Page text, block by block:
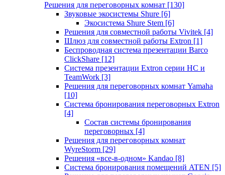
Решения для переговорных комнат [130]
Звуковые экосистемы Shure [6]
Экосистема Shure Stem [6]
Решения для совместной работы Vivitek [4]
Шлюз для совместной работы Extron [1]
Беспроводная система презентации Barco
ClickShare [12]
Система презентации Extron серии HC и
TeamWork [3]
Решения для переговорных комнат Yamaha
[10]
Система бронирования переговорных Extron
[4]
Состав системы бронирования
переговорных [4]
Решения для переговорных комнат
WyreStorm [29]
Решения «все-в-одном» Kandao [8]
Система бронирования помещений ATEN [5]